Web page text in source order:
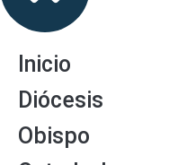
Inicio
Diócesis
Obispo